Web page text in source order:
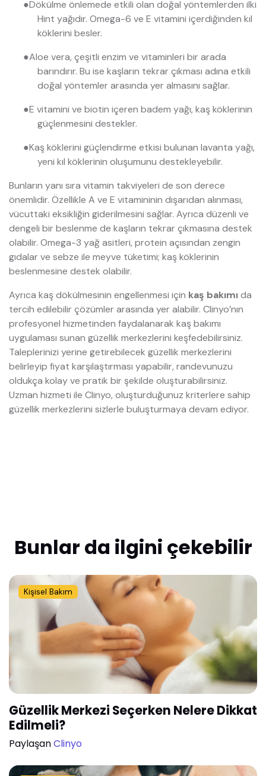
●Dökülme önlemede etkili olan doğal yöntemlerden ilki
Hint yağıdır. Omega-6 ve E vitamini içerdiğinden kıl
köklerini besler.
●Aloe vera, çeşitli enzim ve vitaminleri bir arada
barındırır. Bu ise kaşların tekrar çıkması adına etkili
doğal yöntemler arasında yer almasını sağlar.
●E vitamini ve biotin içeren badem yağı, kaş köklerinin
güçlenmesini destekler.
●Kaş köklerini güçlendirme etkisi bulunan lavanta yağı,
yeni kıl köklerinin oluşumunu destekleyebilir.
Bunların yanı sıra vitamin takviyeleri de son derece
önemlidir. Özellikle A ve E vitamininin dışarıdan alınması,
vücuttaki eksikliğin giderilmesini sağlar. Ayrıca düzenli ve
dengeli bir beslenme de kaşların tekrar çıkmasına destek
olabilir. Omega-3 yağ asitleri, protein açısından zengin
gıdalar ve sebze ile meyve tüketimi; kaş köklerinin
beslenmesine destek olabilir.
Ayrıca kaş dökülmesinin engellenmesi için kaş bakımıda
tercih edilebilir çözümler arasında yer alabilir. Clinyo’nın
profesyonel hizmetinden faydalanarak kaş bakımı
uygulaması sunan güzellik merkezlerini keşfedebilirsiniz.
Taleplerinizi yerine getirebilecek güzellik merkezlerini
belirleyip fiyat karşılaştırması yapabilir, randevunuzu
oldukça kolay ve pratik bir şekilde oluşturabilirsiniz.
Uzman hizmeti ile Clinyo, oluşturduğunuz kriterlere sahip
güzellik merkezlerini sizlerle buluşturmaya devam ediyor.
Bunlar da ilgini çekebilir
Kişisel Bakım
Güzellik Merkezi Seçerken Nelere Dikkat
Edilmeli?
PaylaşanClinyo